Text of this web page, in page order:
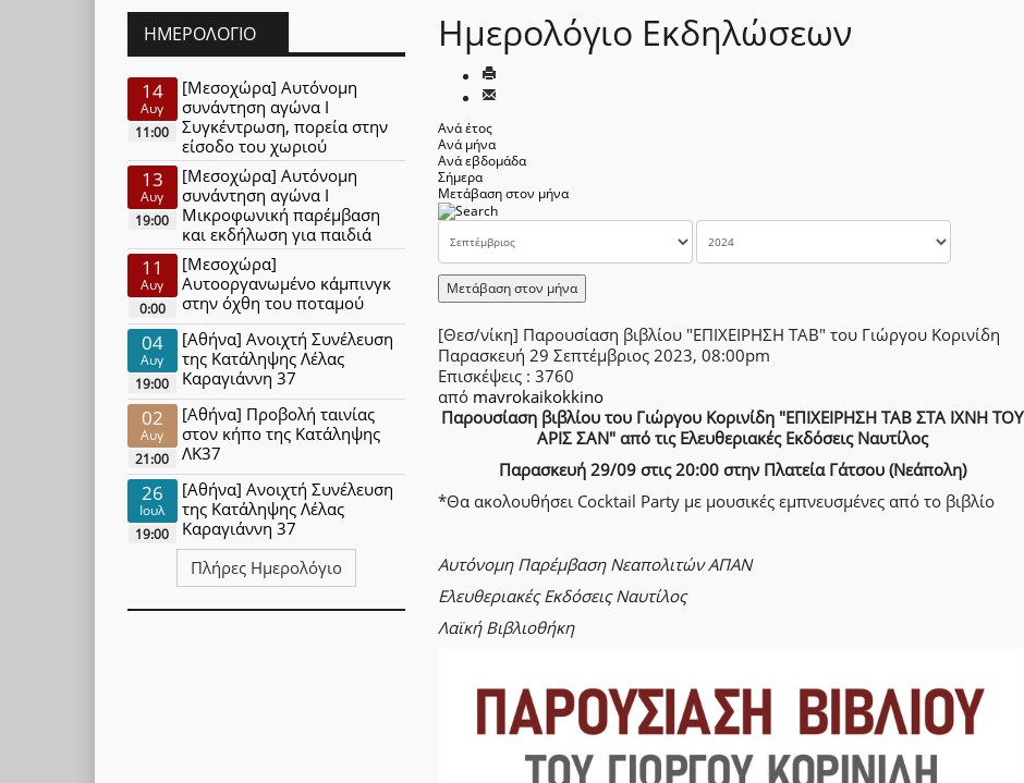
Ημερολόγιο Εκδηλώσεων
Ανά έτος
Ανά μήνα
Ανά εβδομάδα
Σήμερα
Μετάβαση στον μήνα
Μετάβαση στον μήνα
[Θεσ/νίκη] Παρουσίαση βιβλίου "ΕΠΙΧΕΙΡΗΣΗ ΤΑΒ" του Γιώργου Κορινίδη
Παρασκευή 29 Σεπτέμβριος 2023, 08:00pm
Επισκέψεις : 3760
από mavrokaikokkino
Παρουσίαση βιβλίου του Γιώργου Κορινίδη "ΕΠΙΧΕΙΡΗΣΗ ΤΑΒ ΣΤΑ ΙΧΝΗ ΤΟΥ
ΑΡΙΣ ΣΑΝ" από τις Ελευθεριακές Εκδόσεις Ναυτίλος
Παρασκευή 29/09 στις 20:00 στην Πλατεία Γάτσου (Νεάπολη)
*Θα ακολουθήσει Cocktail Party με μουσικές εμπνευσμένες από το βιβλίο
Αυτόνομη Παρέμβαση Νεαπολιτών ΑΠΑΝ
Ελευθεριακές Εκδόσεις Ναυτίλος
Λαϊκή Βιβλιοθήκη
ΗΜΕΡΟΛΌΓΙΟ
14
Αυγ
11:00
[Μεσοχώρα] Αυτόνομη
συνάντηση αγώνα Ι
Συγκέντρωση, πορεία στην
είσοδο του χωριού
13
Αυγ
19:00
[Μεσοχώρα] Αυτόνομη
συνάντηση αγώνα Ι
Μικροφωνική παρέμβαση
και εκδήλωση για παιδιά
11
Αυγ
0:00
[Μεσοχώρα]
Αυτοοργανωμένο κάμπινγκ
στην όχθη του ποταμού
04
Αυγ
19:00
[Αθήνα] Ανοιχτή Συνέλευση
της Κατάληψης Λέλας
Καραγιάννη 37
02
Αυγ
21:00
[Αθήνα] Προβολή ταινίας
στον κήπο της Κατάληψης
ΛΚ37
26
Ιουλ
19:00
[Αθήνα] Ανοιχτή Συνέλευση
της Κατάληψης Λέλας
Καραγιάννη 37
Πλήρες Ημερολόγιο